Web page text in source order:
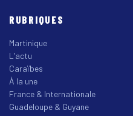
RUBRIQUES
Martinique
L'actu
Caraïbes
À la une
France & Internationale
Guadeloupe & Guyane